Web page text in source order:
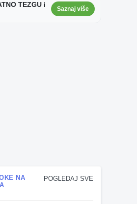
TEZGU i
Saznaj više
POGLEDAJ SVE
NA